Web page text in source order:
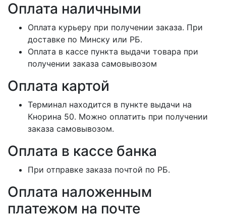
Оплата наличными
Оплата курьеру при получении заказа. При
доставке по Минску или РБ.
Оплата в кассе пункта выдачи товара при
получении заказа самовывозом
Оплата картой
Терминал находится в пункте выдачи на
Кнорина 50. Можно оплатить при получении
заказа самовывозом.
Оплата в кассе банка
При отправке заказа почтой по РБ.
Оплата наложенным
платежом на почте